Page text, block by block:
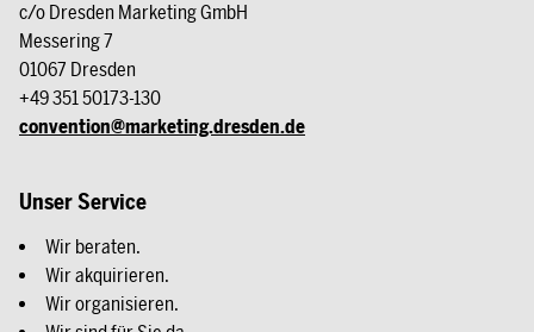
c/o Dresden Marketing GmbH
Messering 7
01067 Dresden
+49 351 50173-130
convention@marketing.dresden.de
Unser Service
Wir beraten.
Wir akquirieren.
Wir organisieren.